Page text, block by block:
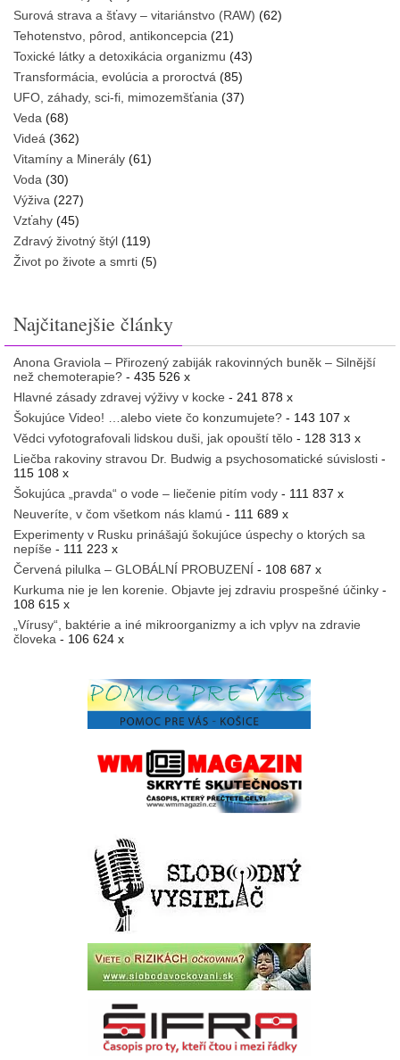
Surová strava a šťavy – vitariánstvo (RAW) (62)
Tehotenstvo, pôrod, antikoncepcia (21)
Toxické látky a detoxikácia organizmu (43)
Transformácia, evolúcia a proroctvá (85)
UFO, záhady, sci-fi, mimozemšťania (37)
Veda (68)
Videá (362)
Vitamíny a Minerály (61)
Voda (30)
Výživa (227)
Vzťahy (45)
Zdravý životný štýl (119)
Život po živote a smrti (5)
Najčitanejšie články
Anona Graviola – Přirozený zabiják rakovinných buněk – Silnější
než chemoterapie? - 435 526 x
Hlavné zásady zdravej výživy v kocke - 241 878 x
Šokujúce Video! …alebo viete čo konzumujete? - 143 107 x
Vědci vyfotografovali lidskou duši, jak opouští tělo - 128 313 x
Liečba rakoviny stravou Dr. Budwig a psychosomatické súvislosti -
115 108 x
Šokujúca „pravda“ o vode – liečenie pitím vody - 111 837 x
Neuveríte, v čom všetkom nás klamú - 111 689 x
Experimenty v Rusku prinášajú šokujúce úspechy o ktorých sa
nepíše - 111 223 x
Červená pilulka – GLOBÁLNÍ PROBUZENÍ - 108 687 x
Kurkuma nie je len korenie. Objavte jej zdraviu prospešné účinky -
108 615 x
„Vírusy“, baktérie a iné mikroorganizmy a ich vplyv na zdravie
človeka - 106 624 x